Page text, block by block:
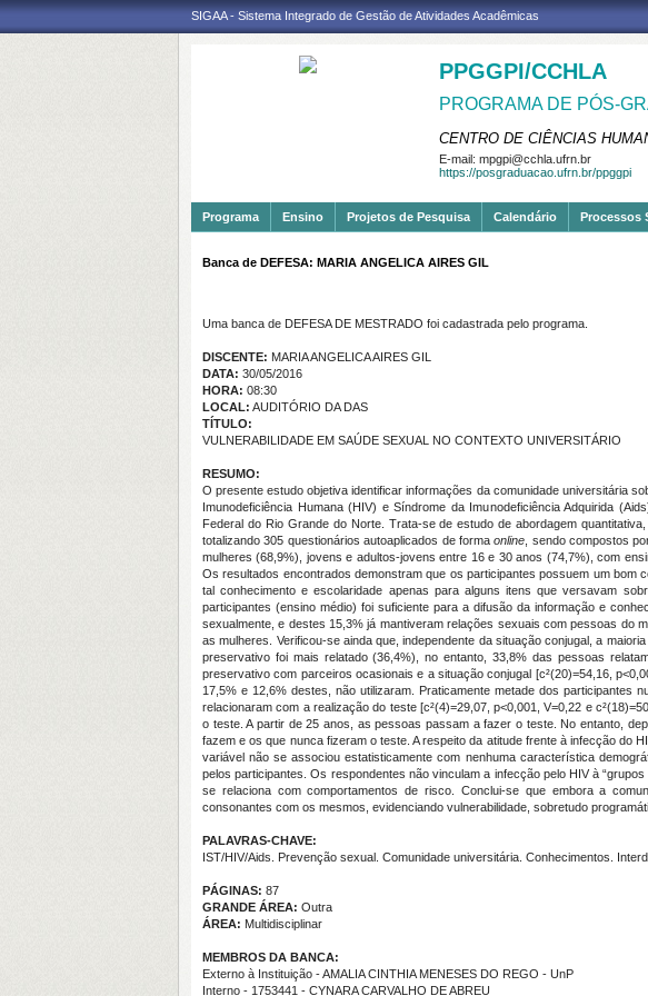
SIGAA - Sistema Integrado de Gestão de Atividades Acadêmicas
PPGGPI/CCHLA
PROGRAMA DE PÓS-
CENTRO DE CIÊNCIAS
E-mail: mpgpi@cchla.ufrn.br
https://posgraduacao.ufrn.br/ppggpi
Programa Ensino Projetos de Pesquisa Calendário Processos
Banca de DEFESA: MARIA ANGELICA AIRES GIL
Uma banca de DEFESA DE MESTRADO foi cadastrada pelo programa.
DISCENTE: MARIA ANGELICA AIRES GIL
DATA: 30/05/2016
HORA: 08:30
LOCAL: AUDITÓRIO DA DAS
TÍTULO:
VULNERABILIDADE EM SAÚDE SEXUAL NO CONTEXTO UNIVERSITÁRIO
RESUMO:
O presente estudo objetiva identificar informações da comunidade universitária
Imunodeficiência Humana (HIV) e Síndrome da Imunodeficiência Adquirida
Federal do Rio Grande do Norte. Trata-se de estudo de abordagem
totalizando 305 questionários autoaplicados de formaonline , sendo compostos
mulheres (68,9%), jovens e adultos-jovens entre 16 e 30 anos (74,7%), com
Os resultados encontrados demonstram que os participantes possuem um bom
tal conhecimento e escolaridade apenas para alguns itens que versavam
participantes (ensino médio) foi suficiente para a difusão da informação e
sexualmente, e destes 15,3% já mantiveram relações sexuais com pessoas do
as mulheres. Verificou-se ainda que, independente da situação conjugal, a
preservativo foi mais relatado (36,4%), no entanto, 33,8% das pessoas
preservativo com parceiros ocasionais e a situação conjugal [c²(20)=54,16,
17,5% e 12,6% destes, não utilizaram. Praticamente metade dos
relacionaram com a realização do teste [c²(4)=29,07, p<0,001, V=0,22 e
o teste. A partir de 25 anos, as pessoas passam a fazer o teste. No entanto,
fazem e os que nunca fizeram o teste. A respeito da atitude frente à infecção do
variável não se associou estatisticamente com nenhuma característica
pelos participantes. Os respondentes não vinculam a infecção pelo HIV à
se relaciona com comportamentos de risco. Conclui-se que embora a
consonantes com os mesmos, evidenciando vulnerabilidade, sobretudo
PALAVRAS-CHAVE:
IST/HIV/Aids. Prevenção sexual. Comunidade universitária. Conhecimentos.
PÁGINAS: 87
GRANDE ÁREA: Outra
ÁREA: Multidisciplinar
MEMBROS DA BANCA:
Externo à Instituição - AMALIA CINTHIA MENESES DO REGO - UnP
Interno - 1753441 - CYNARA CARVALHO DE ABREU